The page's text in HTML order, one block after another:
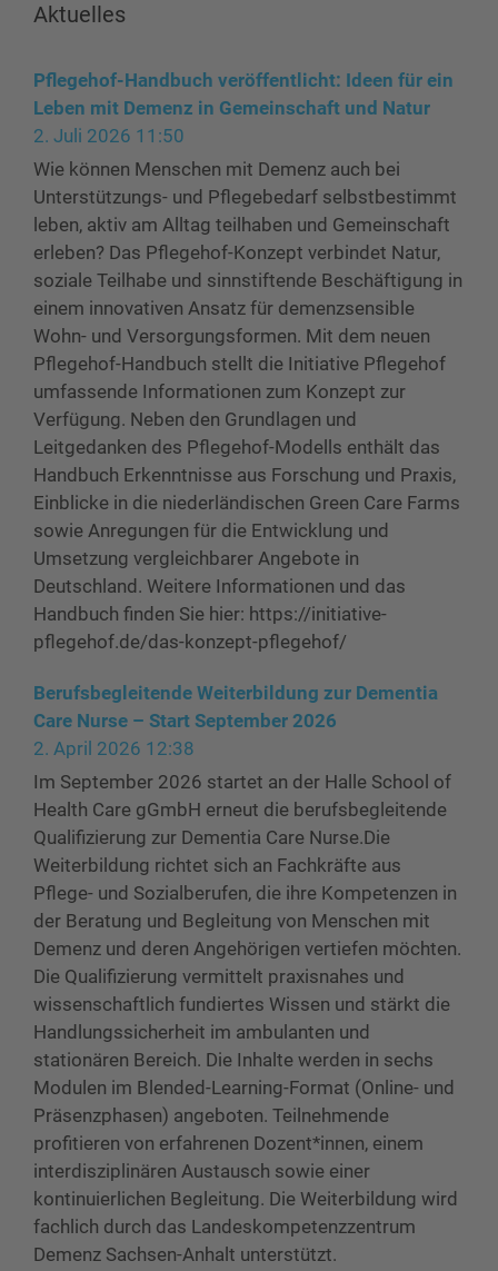
Aktuelles
Pflegehof-Handbuch veröffentlicht: Ideen für ein
Leben mit Demenz in Gemeinschaft und Natur
2. Juli 2026 11:50
Wie können Menschen mit Demenz auch bei
Unterstützungs- und Pflegebedarf selbstbestimmt
leben, aktiv am Alltag teilhaben und Gemeinschaft
erleben? Das Pflegehof-Konzept verbindet Natur,
soziale Teilhabe und sinnstiftende Beschäftigung in
einem innovativen Ansatz für demenzsensible
Wohn- und Versorgungsformen. Mit dem neuen
Pflegehof-Handbuch stellt die Initiative Pflegehof
umfassende Informationen zum Konzept zur
Verfügung. Neben den Grundlagen und
Leitgedanken des Pflegehof-Modells enthält das
Handbuch Erkenntnisse aus Forschung und Praxis,
Einblicke in die niederländischen Green Care Farms
sowie Anregungen für die Entwicklung und
Umsetzung vergleichbarer Angebote in
Deutschland. Weitere Informationen und das
Handbuch finden Sie hier: https://initiative-
pflegehof.de/das-konzept-pflegehof/
Berufsbegleitende Weiterbildung zur Dementia
Care Nurse – Start September 2026
2. April 2026 12:38
Im September 2026 startet an der Halle School of
Health Care gGmbH erneut die berufsbegleitende
Qualifizierung zur Dementia Care Nurse.Die
Weiterbildung richtet sich an Fachkräfte aus
Pflege- und Sozialberufen, die ihre Kompetenzen in
der Beratung und Begleitung von Menschen mit
Demenz und deren Angehörigen vertiefen möchten.
Die Qualifizierung vermittelt praxisnahes und
wissenschaftlich fundiertes Wissen und stärkt die
Handlungssicherheit im ambulanten und
stationären Bereich. Die Inhalte werden in sechs
Modulen im Blended-Learning-Format (Online- und
Präsenzphasen) angeboten. Teilnehmende
profitieren von erfahrenen Dozent*innen, einem
interdisziplinären Austausch sowie einer
kontinuierlichen Begleitung. Die Weiterbildung wird
fachlich durch das Landeskompetenzzentrum
Demenz Sachsen-Anhalt unterstützt.